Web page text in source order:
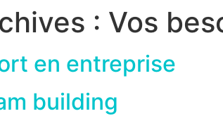
: Vos
en entreprise
building